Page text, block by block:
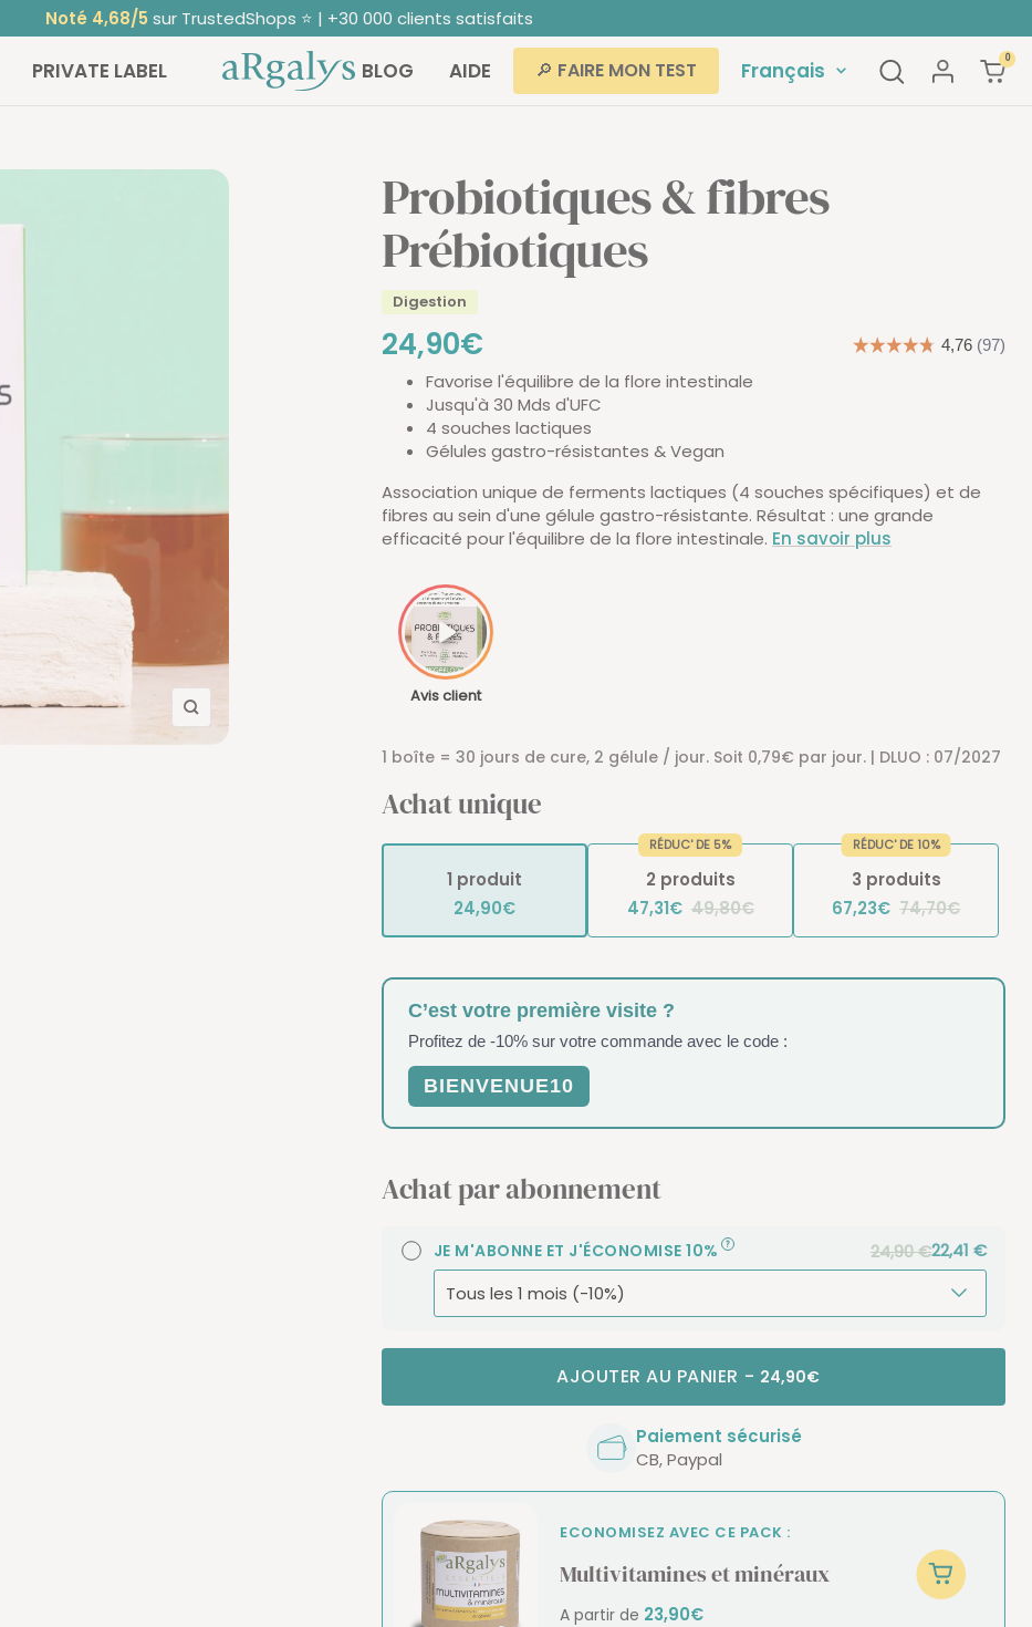
Noté 4,68/5 sur TrustedShops ⭐ | +30 000 clients satisfaits
PRIVATE LABEL ARGALYS BLOG AIDE 🔎 FAIRE MON TEST Langue
Français 0
Zoom
Probiotiques & fibres
Prébiotiques
Digestion
Prix
de
vente
24,90€
Favorise l'équilibre de la flore intestinale
Jusqu'à 30 Mds d'UFC
4 souches lactiques
Gélules gastro-résistantes & Vegan
Association unique de ferments lactiques (4 souches spécifiques) et de
fibres au sein d'une gélule gastro-résistante. Résultat : une grande
efficacité pour l'équilibre de la flore intestinale. En savoir plus
Avis client
1 boîte = 30 jours de cure, 2 gélule / jour. Soit 0,79€ par jour. | DLUO : 07/2027
Achat unique
1 produit
24,90€
2 produits
47,31€ 49,80€
RÉDUC' DE 5%
3 produits
67,23€ 74,70€
RÉDUC' DE 10%
C’est votre première visite ?
Profitez de -10% sur votre commande avec le code :
BIENVENUE10
Achat par abonnement
JE M'ABONNE ET J'ÉCONOMISE 10% 24,90 €22,41 €
AJOUTER AU PANIER - 24,90€
Paiement sécurisé
CB, Paypal
ECONOMISEZ AVEC CE PACK :
Multivitamines et minéraux
A partir de 23,90€